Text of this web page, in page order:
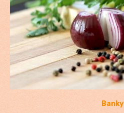
Banky